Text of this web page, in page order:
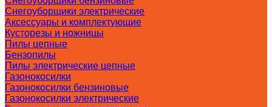
Снегоуборщики электрические
Аксессуары и комплектующие
Кусторезы и ножницы
Пилы цепные
Бензопилы
Пилы электрические цепные
Газонокосилки
Газонокосилки бензиновые
Газонокосилки электрические